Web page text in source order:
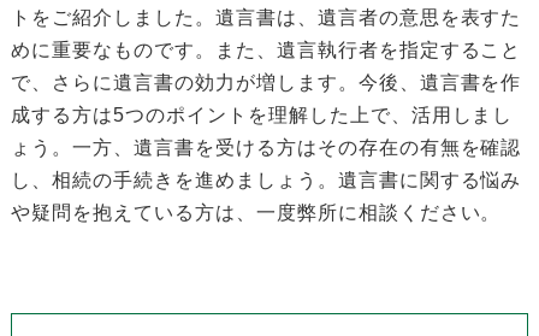
トをご紹介しました。遺言書は、遺言者の意思を表すた
めに重要なものです。また、遺言執行者を指定すること
で、さらに遺言書の効力が増します。今後、遺言書を作
成する方は5つのポイントを理解した上で、活用しまし
ょう。一方、遺言書を受ける方はその存在の有無を確認
し、相続の手続きを進めましょう。遺言書に関する悩み
や疑問を抱えている方は、一度弊所に相談ください。